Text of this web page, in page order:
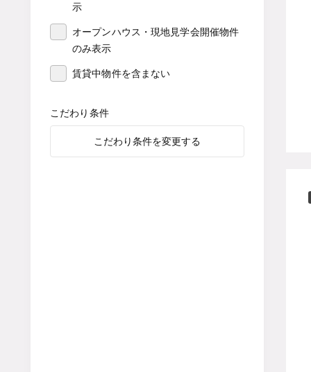
示
オープンハウス・現地見学会開催物件
のみ表示
賃貸中物件を含まない
こだわり条件
こだわり条件を変更する